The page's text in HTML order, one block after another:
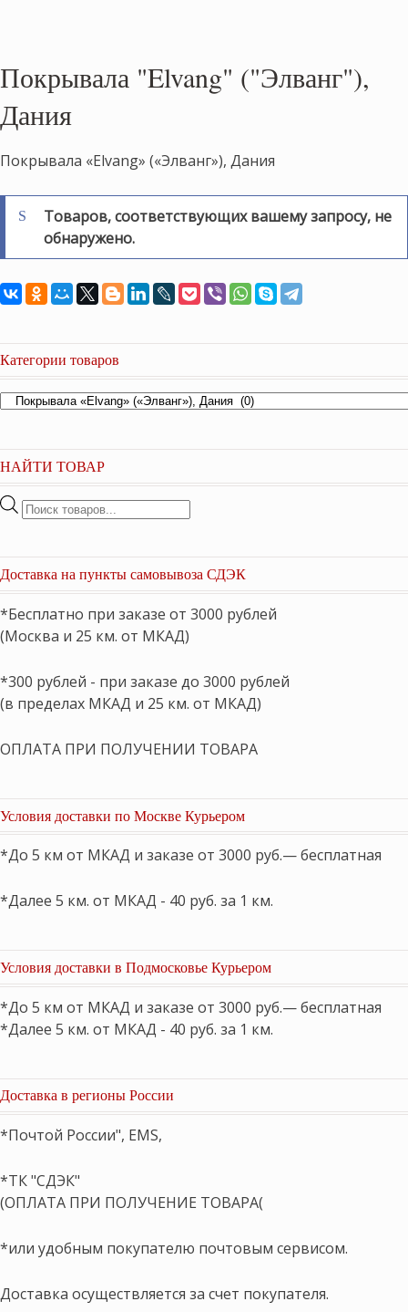
Покрывала "Elvang" ("Элванг"),
Дания
Покрывала «Elvang» («Элванг»), Дания
Товаров, соответствующих вашему запросу, не
обнаружено.
Категории товаров
НАЙТИ ТОВАР
Поиск
Доставка на пункты самовывоза СДЭК
*Бесплатно при заказе от 3000 рублей
(Москва и 25 км. от МКАД)
*300 рублей - при заказе до 3000 рублей
(в пределах МКАД и 25 км. от МКАД)
ОПЛАТА ПРИ ПОЛУЧЕНИИ ТОВАРА
Условия доставки по Москве Курьером
*До 5 км от МКАД и заказе от 3000 руб.— бесплатная
*Далее 5 км. от МКАД - 40 руб. за 1 км.
Условия доставки в Подмосковье Курьером
*До 5 км от МКАД и заказе от 3000 руб.— бесплатная
*Далее 5 км. от МКАД - 40 руб. за 1 км.
Доставка в регионы России
*Почтой России", EMS,
*ТК "СДЭК"
(ОПЛАТА ПРИ ПОЛУЧЕНИЕ ТОВАРА(
*или удобным покупателю почтовым сервисом.
Доставка осуществляется за счет покупателя.